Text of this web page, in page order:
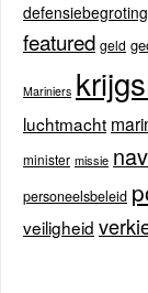
defensiebegroting
featured geld
Mariniers
luchtmacht
minister missie
personeelsbeleid
veiligheid